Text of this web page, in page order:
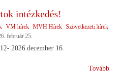
intézkedés!
VM hírek MVH Hírek Szövetkezeti hírek
február 25.
2026.december 16.
Tovább